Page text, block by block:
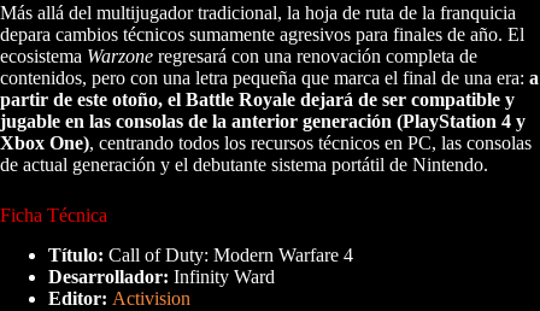
Más allá del multijugador tradicional, la hoja de ruta de la franquicia
depara cambios técnicos sumamente agresivos para finales de año. El
ecosistema Warzone regresará con una renovación completa de
contenidos, pero con una letra pequeña que marca el final de una era: a
partir de este otoño, el Battle Royale dejará de ser compatible y
jugable en las consolas de la anterior generación (PlayStation 4 y
Xbox One), centrando todos los recursos técnicos en PC, las consolas
de actual generación y el debutante sistema portátil de Nintendo.
Ficha Técnica
Título: Call of Duty: Modern Warfare 4
Desarrollador: Infinity Ward
Editor: Activision